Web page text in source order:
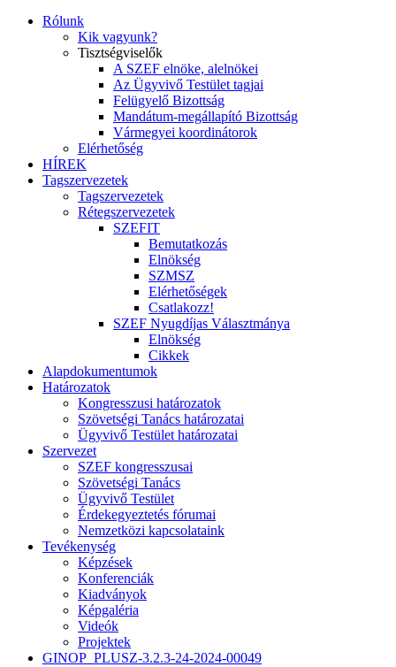
Rólunk
Kik vagyunk?
Tisztségviselők
A SZEF elnöke, alelnökei
Az Ügyvivő Testület tagjai
Felügyelő Bizottság
Mandátum-megállapító Bizottság
Vármegyei koordinátorok
Elérhetőség
HÍREK
Tagszervezetek
Tagszervezetek
Rétegszervezetek
SZEFIT
Bemutatkozás
Elnökség
SZMSZ
Elérhetőségek
Csatlakozz!
SZEF Nyugdíjas Választmánya
Elnökség
Cikkek
Alapdokumentumok
Határozatok
Kongresszusi határozatok
Szövetségi Tanács határozatai
Ügyvivő Testület határozatai
Szervezet
SZEF kongresszusai
Szövetségi Tanács
Ügyvivő Testület
Érdekegyeztetés fórumai
Nemzetközi kapcsolataink
Tevékenység
Képzések
Konferenciák
Kiadványok
Képgaléria
Videók
Projektek
GINOP_PLUSZ-3.2.3-24-2024-00049